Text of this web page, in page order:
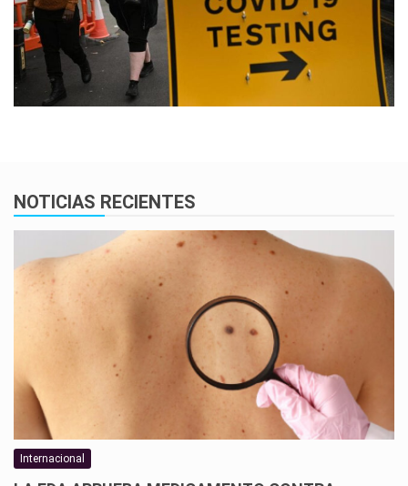
NOTICIAS RECIENTES
Internacional